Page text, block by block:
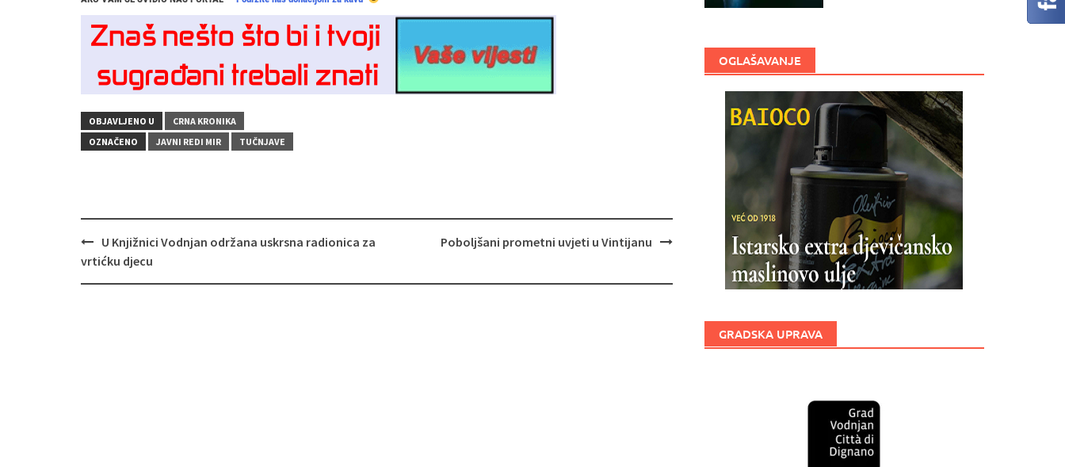
OBJAVLJENO U
CRNA KRONIKA
OZNAČENO
JAVNI REDI MIR TUČNJAVE
Navigacija
objava
U Knjižnici Vodnjan održana uskrsna radionica za
vrtićku djecu
Poboljšani prometni uvjeti u Vintijanu
OGLAŠAVANJE
GRADSKA UPRAVA